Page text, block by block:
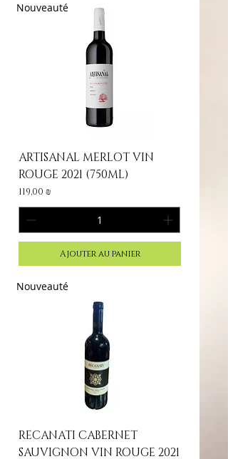
Nouveauté
ARTISANAL MERLOT VIN
ROUGE 2021 (750ML)
Prix
119,00 ₪
Ajouter au panier
Nouveauté
RECANATI CABERNET
SAUVIGNON VIN ROUGE 2021